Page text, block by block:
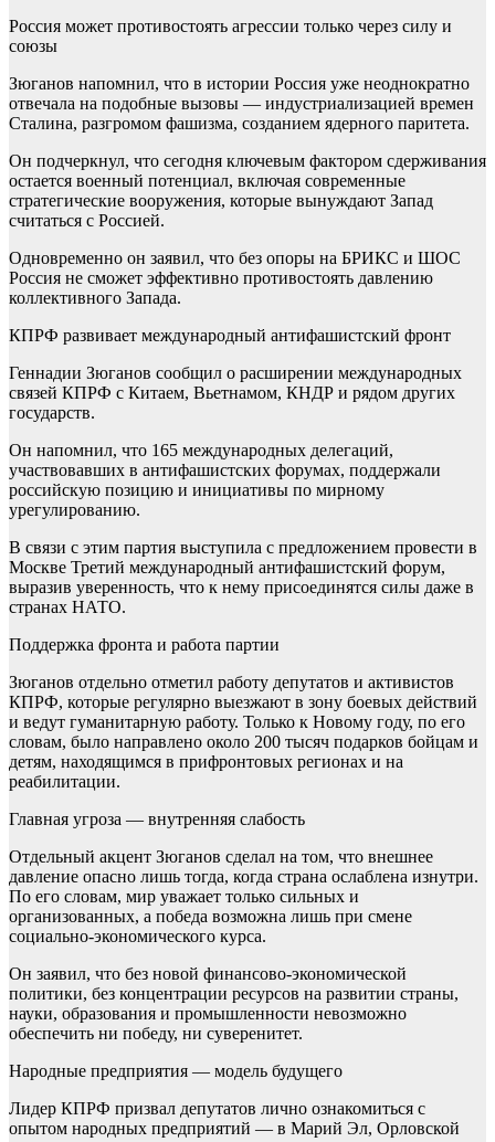
Россия может противостоять агрессии только через силу и
союзы
Зюганов напомнил, что в истории Россия уже неоднократно
отвечала на подобные вызовы — индустриализацией времен
Сталина, разгромом фашизма, созданием ядерного паритета.
Он подчеркнул, что сегодня ключевым фактором сдерживания
остается военный потенциал, включая современные
стратегические вооружения, которые вынуждают Запад
считаться с Россией.
Одновременно он заявил, что без опоры на БРИКС и ШОС
Россия не сможет эффективно противостоять давлению
коллективного Запада.
КПРФ развивает международный антифашистский фронт
Геннадии Зюганов сообщил о расширении международных
связей КПРФ с Китаем, Вьетнамом, КНДР и рядом других
государств.
Он напомнил, что 165 международных делегаций,
участвовавших в антифашистских форумах, поддержали
российскую позицию и инициативы по мирному
урегулированию.
В связи с этим партия выступила с предложением провести в
Москве Третий международный антифашистский форум,
выразив уверенность, что к нему присоединятся силы даже в
странах НАТО.
Поддержка фронта и работа партии
Зюганов отдельно отметил работу депутатов и активистов
КПРФ, которые регулярно выезжают в зону боевых действий
и ведут гуманитарную работу. Только к Новому году, по его
словам, было направлено около 200 тысяч подарков бойцам и
детям, находящимся в прифронтовых регионах и на
реабилитации.
Главная угроза — внутренняя слабость
Отдельный акцент Зюганов сделал на том, что внешнее
давление опасно лишь тогда, когда страна ослаблена изнутри.
По его словам, мир уважает только сильных и
организованных, а победа возможна лишь при смене
социально-экономического курса.
Он заявил, что без новой финансово-экономической
политики, без концентрации ресурсов на развитии страны,
науки, образования и промышленности невозможно
обеспечить ни победу, ни суверенитет.
Народные предприятия — модель будущего
Лидер КПРФ призвал депутатов лично ознакомиться с
опытом народных предприятий — в Марий Эл, Орловской